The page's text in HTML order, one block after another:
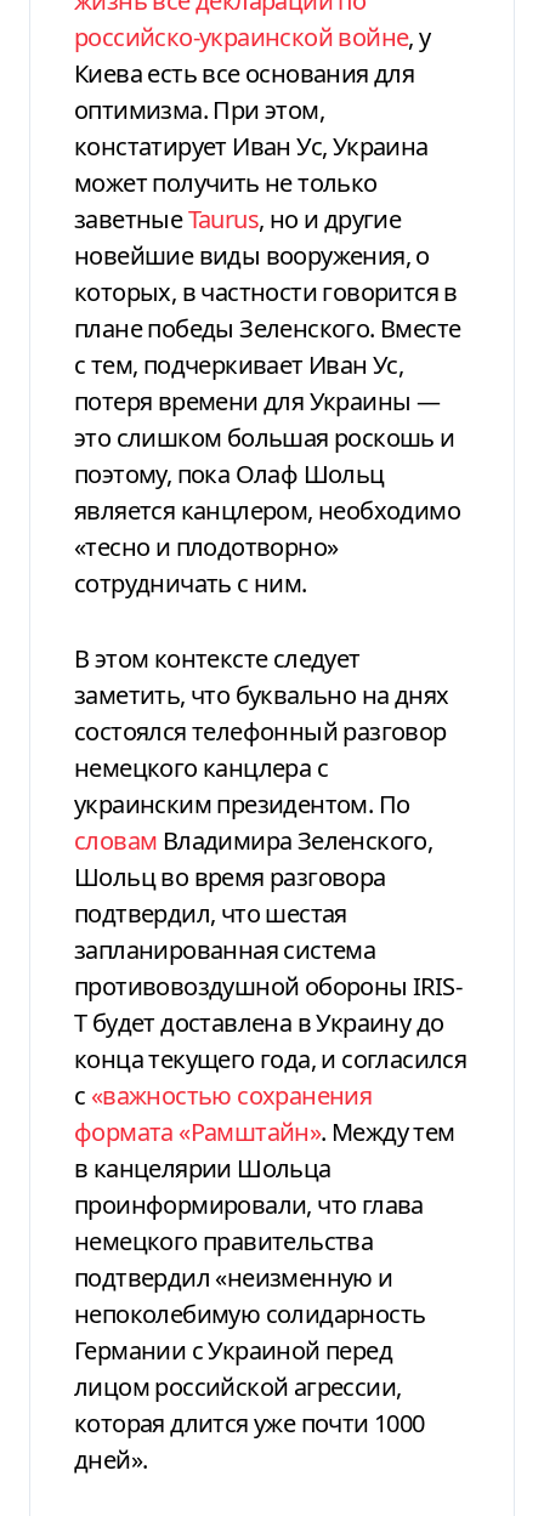
российско-украинской войне, у
Киева есть все основания для
оптимизма. При этом,
констатирует Иван Ус, Украина
может получить не только
заветныеTaurus, но и другие
новейшие виды вооружения, о
которых, в частности говорится в
плане победы Зеленского. Вместе
с тем, подчеркивает Иван Ус,
потеря времени для Украины —
это слишком большая роскошь и
поэтому, пока Олаф Шольц
является канцлером, необходимо
«тесно и плодотворно»
сотрудничать с ним.
В этом контексте следует
заметить, что буквально на днях
состоялся телефонный разговор
немецкого канцлера с
украинским президентом. По
словам Владимира Зеленского,
Шольц во время разговора
подтвердил, что шестая
запланированная система
противовоздушной обороны IRIS-
T будет доставлена в Украину до
конца текущего года, и согласился
с «важностью сохранения
формата «Рамштайн». Между тем
в канцелярии Шольца
проинформировали, что глава
немецкого правительства
подтвердил «неизменную и
непоколебимую солидарность
Германии с Украиной перед
лицом российской агрессии,
которая длится уже почти 1000
дней».